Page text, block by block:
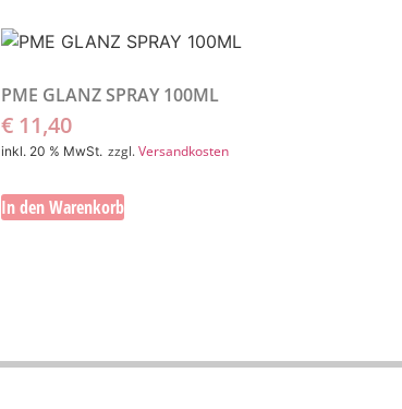
PME GLANZ SPRAY 100ML
€ 11,40
inkl. 20 % MwSt. zzgl.Versandkosten
In den Warenkorb